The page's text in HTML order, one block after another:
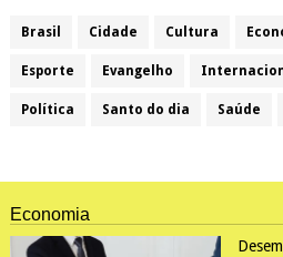
Brasil Cidade Cultura
Esporte Evangelho
Política Santo do dia Saúde
Economia